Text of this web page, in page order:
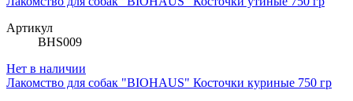
Артикул
BHS009
Нет в наличии
Лакомство для собак "BIOHAUS" Косточки куриные 750 гр